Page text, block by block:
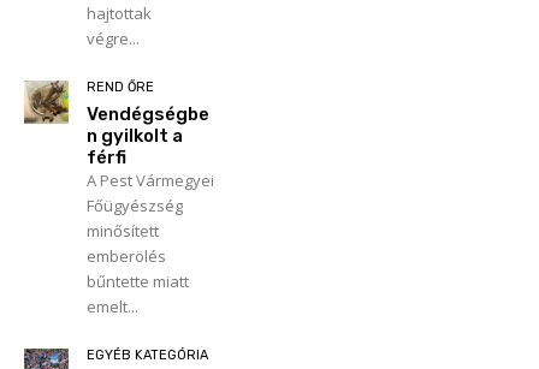
hajtottak
végre...
REND ŐRE
Vendégségbe
n gyilkolt a
férfi
A Pest Vármegyei
Főügyészség
minősített
emberölés
bűntette miatt
emelt...
EGYÉB KATEGÓRIA